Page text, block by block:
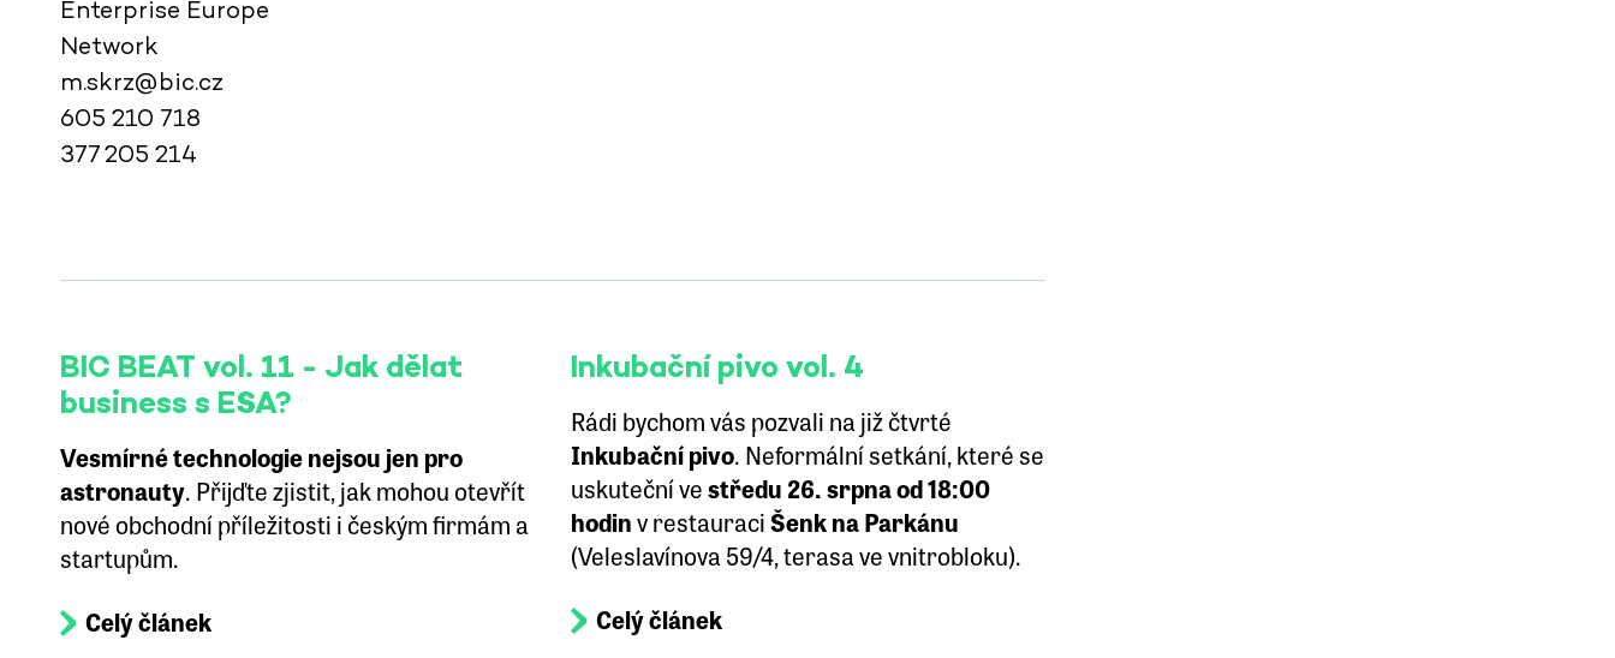
Enterprise Europe
Network
m.skrz@bic.cz
605 210 718
377 205 214
BIC BEAT vol. 11 - Jak dělat
business s ESA?
Vesmírné technologie nejsou jen pro
astronauty. Přijďte zjistit, jak mohou otevřít
nové obchodní příležitosti i českým firmám a
startupům.
Celý článek
Inkubační pivo vol. 4
Rádi bychom vás pozvali na již čtvrté
Inkubační pivo. Neformální setkání, které se
uskuteční ve středu 26. srpna od 18:00
hodin v restauraci Šenk na Parkánu
(Veleslavínova 59/4, terasa ve vnitrobloku).
Celý článek